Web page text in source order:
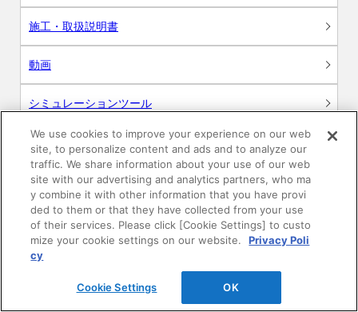
施工・取扱説明書
動画
シミュレーションツール
24時間換気システム〈エアスマート〉
簡易設計見積ソフト
R&Dセンター環境測定・分析サービス
商品マスター申し込み
We use cookies to improve your experience on our web
site, to personalize content and ads and to analyze our
traffic. We share information about your use of our web
site with our advertising and analytics partners, who ma
y combine it with other information that you have provi
ded to them or that they have collected from your use
of their services. Please click [Cookie Settings] to custo
mize your cookie settings on our website.
Privacy Poli
cy
Cookie Settings OK